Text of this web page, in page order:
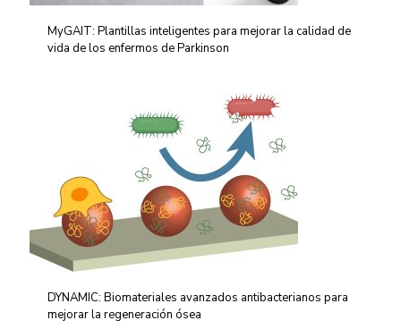
MyGAIT: Plantillas inteligentes para mejorar la calidad de
vida de los enfermos de Parkinson
DYNAMIC: Biomateriales avanzados antibacterianos para
mejorar la regeneración ósea